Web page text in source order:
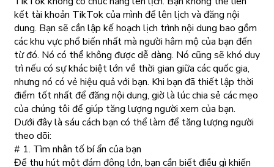
kết tài khoản TikTok của mình để lên lịch và đăng nội
dung. Bạn sẽ cần lập kế hoạch lịch trình nội dung bao gồm
các khu vực phổ biến nhất mà người hâm mộ của bạn đến
từ đó. Nó có thể không được dễ dàng. Nó cũng sẽ khó duy
trì nếu có sự khác biệt lớn về thời gian giữa các quốc gia,
nhưng nó có vẻ hiệu quả với bạn. Khi bạn đã thiết lập thời
điểm tốt nhất để đăng nội dung, giờ là lúc chia sẻ các mẹo
của chúng tôi để giúp tăng lượng người xem của bạn.
Dưới đây là sáu cách bạn có thể làm để tăng lượng người
theo dõi:
# 1. Tìm nhân tố bí ẩn của bạn
Để thu hút một đám đông lớn, bạn cần biết điều gì khiến